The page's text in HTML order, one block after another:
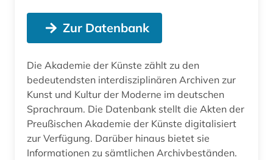
Zur Datenbank
Die Akademie der Künste zählt zu den
bedeutendsten interdisziplinären Archiven zur
Kunst und Kultur der Moderne im deutschen
Sprachraum. Die Datenbank stellt die Akten der
Preußischen Akademie der Künste digitalisiert
zur Verfügung. Darüber hinaus bietet sie
Informationen zu sämtlichen Archivbeständen.